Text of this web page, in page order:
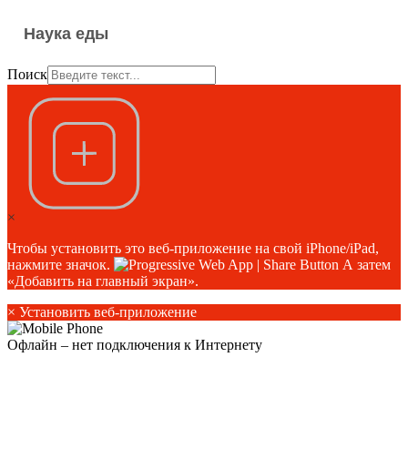
Наука еды
Поиск
×
Чтобы установить это веб-приложение на свой iPhone/iPad,
нажмите значок.
А затем
«Добавить на главный экран».
× Установить веб-приложение
Офлайн – нет подключения к Интернету